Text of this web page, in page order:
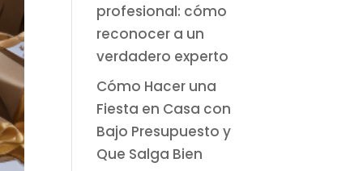
profesional: cómo
reconocer a un
verdadero experto
Cómo Hacer una
Fiesta en Casa con
Bajo Presupuesto y
Que Salga Bien